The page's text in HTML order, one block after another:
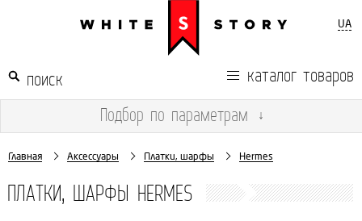
UA
каталог товаров
Подбор по параметрам ↓
Главная Аксессуары Платки, шарфы Hermes
ПЛАТКИ, ШАРФЫ HERMES